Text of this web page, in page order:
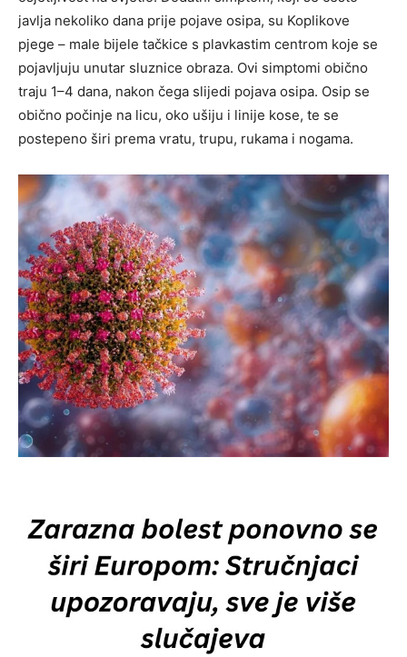
javlja nekoliko dana prije pojave osipa, su Koplikove
pjege – male bijele tačkice s plavkastim centrom koje se
pojavljuju unutar sluznice obraza. Ovi simptomi obično
traju 1–4 dana, nakon čega slijedi pojava osipa. Osip se
obično počinje na licu, oko ušiju i linije kose, te se
postepeno širi prema vratu, trupu, rukama i nogama.